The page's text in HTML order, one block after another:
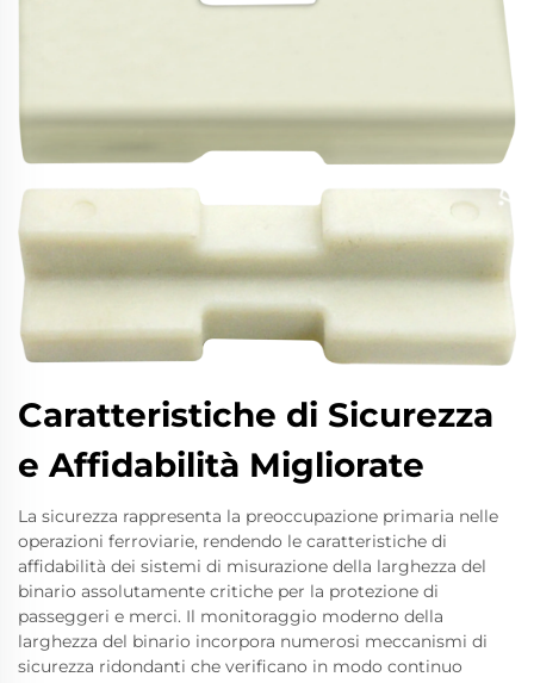
Caratteristiche di Sicurezza
e Affidabilità Migliorate
La sicurezza rappresenta la preoccupazione primaria nelle
operazioni ferroviarie, rendendo le caratteristiche di
affidabilità dei sistemi di misurazione della larghezza del
binario assolutamente critiche per la protezione di
passeggeri e merci. Il monitoraggio moderno della
larghezza del binario incorpora numerosi meccanismi di
sicurezza ridondanti che verificano in modo continuo